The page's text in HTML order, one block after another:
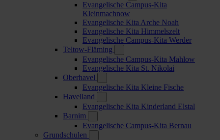
Evangelische Campus-Kita
Kleinmachnow
Evangelische Kita Arche Noah
Evangelische Kita Himmelszelt
Evangelische Campus-Kita Werder
Teltow-Fläming
Evangelische Campus-Kita Mahlow
Evangelische Kita St. Nikolai
Oberhavel
Evangelische Kita Kleine Fische
Havelland
Evangelische Kita Kinderland Elstal
Barnim
Evangelische Campus-Kita Bernau
Grundschulen